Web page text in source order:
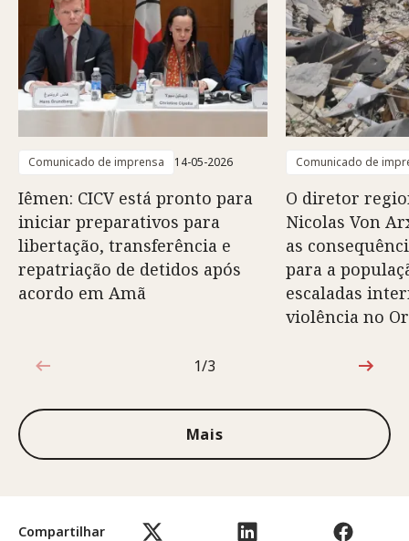
Compartilhar
Comunicado de imprensa 14-05-2026
Iêmen: CICV está pronto para
iniciar preparativos para
libertação, transferência e
repatriação de detidos após
acordo em Amã
Comunicado de
O diretor
Nicolas Von
as
para a
escaladas
violência no
1 de 3
1/3
Mais